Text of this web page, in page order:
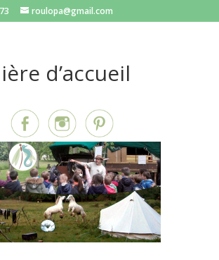
roulopa@gmail.com
d’accueil